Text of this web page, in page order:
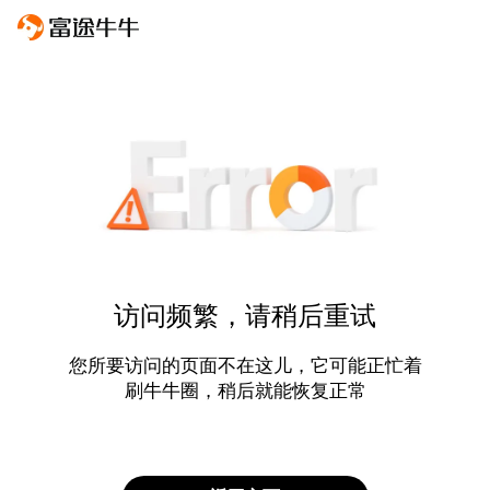
访问频繁，请稍后重试
您所要访问的页面不在这儿，它可能正忙着
刷牛牛圈，稍后就能恢复正常